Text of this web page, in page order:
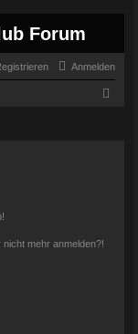
Forum
Anmelden
mehr anmelden?!